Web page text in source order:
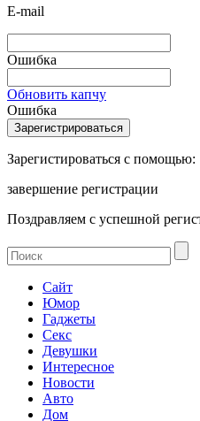
E-mail
Ошибка
Обновить капчу
Ошибка
Зарегистироваться с помощью:
завершение регистрации
Поздравляем с успешной
Сайт
Юмор
Гаджеты
Секс
Девушки
Интересное
Новости
Авто
Дом